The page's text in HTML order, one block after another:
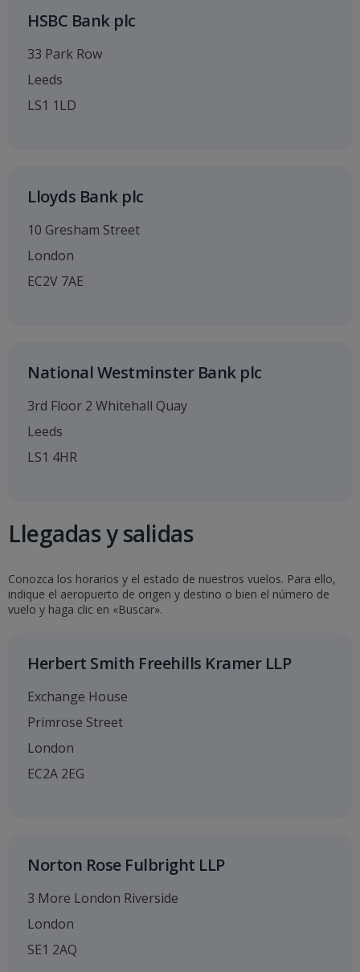
HSBC Bank plc
33 Park Row
Leeds
LS1 1LD
Lloyds Bank plc
10 Gresham Street
London
EC2V 7AE
National Westminster Bank plc
3rd Floor 2 Whitehall Quay
Leeds
LS1 4HR
Llegadas y salidas
Conozca los horarios y el estado de nuestros vuelos. Para ello,
indique el aeropuerto de origen y destino o bien el número de
vuelo y haga clic en «Buscar».
Herbert Smith Freehills Kramer LLP
Exchange House
Primrose Street
London
EC2A 2EG
Norton Rose Fulbright LLP
3 More London Riverside
London
SE1 2AQ